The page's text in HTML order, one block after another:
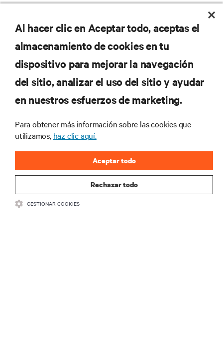
No se pierda nunca una
oferta
Regístrese en nuestra lista de correos
para recibir las últimas novedades de
industria de Vertiv.
REGISTRARSE
Al hacer clic en Aceptar todo, aceptas el
almacenamiento de cookies en tu
dispositivo para mejorar la navegación
del sitio, analizar el uso del sitio y ayudar
en nuestros esfuerzos de marketing.
Para obtener más información sobre las cookies que
utilizamos, haz clic aquí.
Rechazar todo
Aceptar todo
GESTIONAR COOKIES